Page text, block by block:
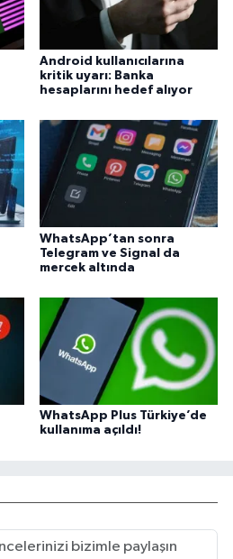
Android kullanıcılarına
kritik uyarı: Banka
hesaplarını hedef alıyor
WhatsApp’tan sonra
Telegram ve Signal da
mercek altında
WhatsApp Plus Türkiye’de
kullanıma açıldı!